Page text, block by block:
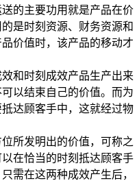
的主要功用就是产品在价
是时刻资源、财务资源和
价值时，该产品的移动才
和时刻成效产品生产出来
以结束自己的价值。而为
达顾客手中，这就经过物
所发明出的价值，可称之
在恰当的时刻抵达顾客手
需在这两种成效产生后，